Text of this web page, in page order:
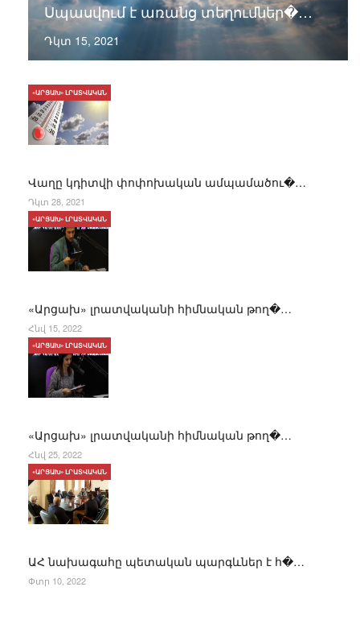
Սպասվում է առանց տեղումներ�…
Դկտ 15, 2021
Վաղը կդիտվի փոփոխական ամպամածու�…
«ԱՐՑԱԽ» ԼՐԱՏՎԱԿԱՆ
Դկտ 28, 2021
«Արցախ» լրատվականի հիմնական թող�…
«ԱՐՑԱԽ» ԼՐԱՏՎԱԿԱՆ
Հնվ 15, 2022
«Արցախ» լրատվականի հիմնական թող�…
«ԱՐՑԱԽ» ԼՐԱՏՎԱԿԱՆ
Հնվ 25, 2022
ԱՀ նախագահը պետական պարգևներ է հ�…
«ԱՐՑԱԽ» ԼՐԱՏՎԱԿԱՆ
Փտր 10, 2022